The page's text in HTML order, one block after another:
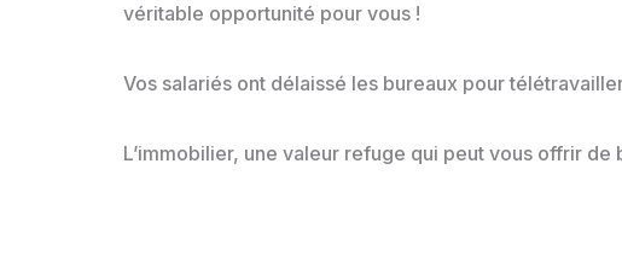
véritable opportunité pour vous !
Vos salariés ont délaissé les bureaux pour
L’immobilier, une valeur refuge qui peut vous offrir